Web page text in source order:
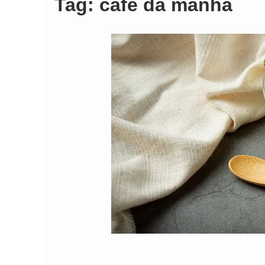
Comando
Tag: cafe da manha